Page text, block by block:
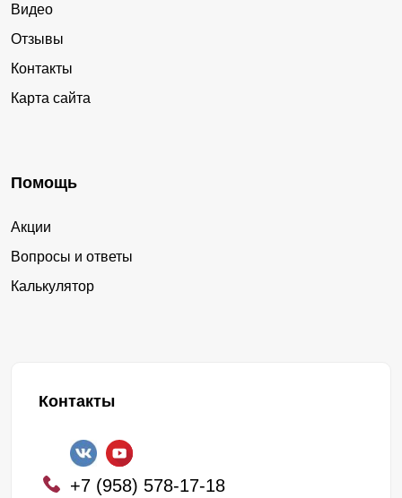
Видео
Отзывы
Контакты
Карта сайта
Помощь
Акции
Вопросы и ответы
Калькулятор
Контакты
+7 (958) 578-17-18